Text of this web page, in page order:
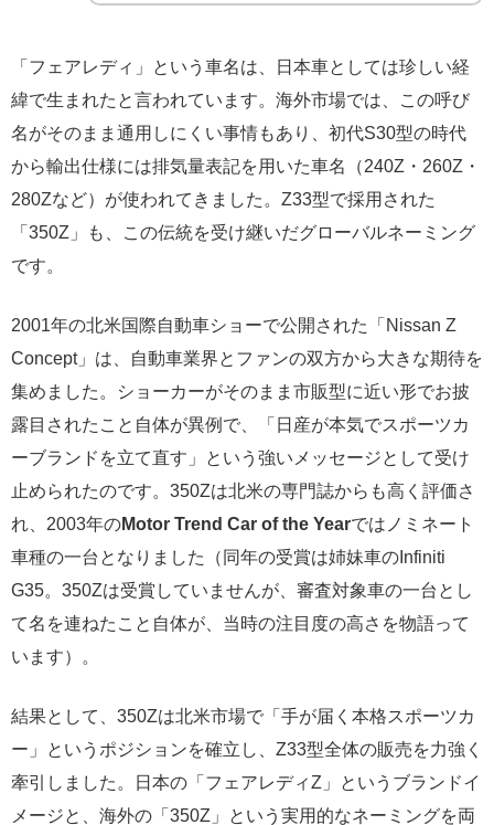
「フェアレディ」という車名は、日本車としては珍しい経
緯で生まれたと言われています。海外市場では、この呼び
名がそのまま通用しにくい事情もあり、初代S30型の時代
から輸出仕様には排気量表記を用いた車名（240Z・260Z・
280Zなど）が使われてきました。Z33型で採用された
「350Z」も、この伝統を受け継いだグローバルネーミング
です。
2001年の北米国際自動車ショーで公開された「Nissan Z
Concept」は、自動車業界とファンの双方から大きな期待を
集めました。ショーカーがそのまま市販型に近い形でお披
露目されたこと自体が異例で、「日産が本気でスポーツカ
ーブランドを立て直す」という強いメッセージとして受け
止められたのです。350Zは北米の専門誌からも高く評価さ
れ、2003年のMotor Trend Car of the Yearではノミネート
車種の一台となりました（同年の受賞は姉妹車のInfiniti
G35。350Zは受賞していませんが、審査対象車の一台とし
て名を連ねたこと自体が、当時の注目度の高さを物語って
います）。
結果として、350Zは北米市場で「手が届く本格スポーツカ
ー」というポジションを確立し、Z33型全体の販売を力強く
牽引しました。日本の「フェアレディZ」というブランドイ
メージと、海外の「350Z」という実用的なネーミングを両